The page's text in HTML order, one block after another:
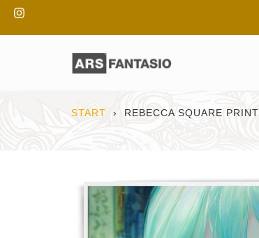
Direkt
zum
Inhalt
Instagram
START › REBECCA SQUARE PRINT